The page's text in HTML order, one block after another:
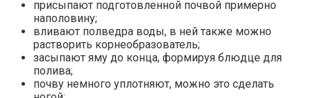
присыпают подготовленной почвой примерно
наполовину;
вливают полведра воды, в ней также можно
растворить корнеобразователь;
засыпают яму до конца, формируя блюдце для
полива;
почву немного уплотняют, можно это сделать